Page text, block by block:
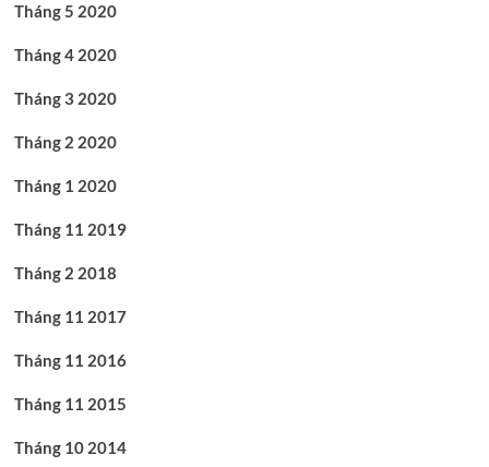
Tháng 5 2020
Tháng 4 2020
Tháng 3 2020
Tháng 2 2020
Tháng 1 2020
Tháng 11 2019
Tháng 2 2018
Tháng 11 2017
Tháng 11 2016
Tháng 11 2015
Tháng 10 2014